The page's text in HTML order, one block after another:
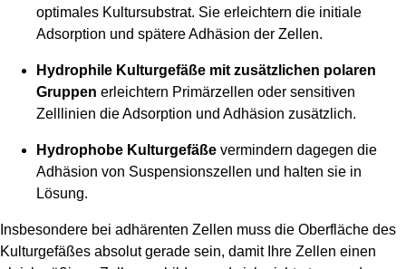
optimales Kultursubstrat. Sie erleichtern die initiale
Adsorption und spätere Adhäsion der Zellen.
Hydrophile Kulturgefäße mit zusätzlichen polaren
Gruppen erleichtern Primärzellen oder sensitiven
Zelllinien die Adsorption und Adhäsion zusätzlich.
Hydrophobe Kulturgefäße vermindern dagegen die
Adhäsion von Suspensionszellen und halten sie in
Lösung.
Insbesondere bei adhärenten Zellen muss die Oberfläche des
Kulturgefäßes absolut gerade sein, damit Ihre Zellen einen